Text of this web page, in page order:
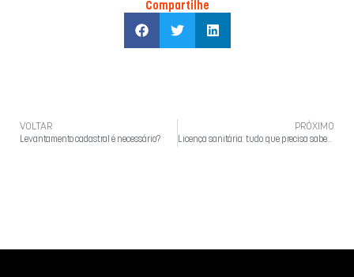
Compartilhe
VOLTAR
Levantamento cadastral é necessário?
PRÓXIMO
Licença sanitária: tudo que precisa saber para regularizar sua unidade